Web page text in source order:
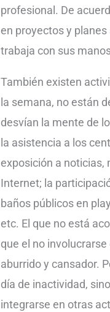
profesional. De
en proyectos y
trabaja con sus
También existen
la semana, no están
desvían la mente de
la asistencia a los
exposición a noticias,
Internet; la
baños públicos en
etc. El que no está
que el no
aburrido y cansador.
día de inactividad,
integrarse en otras